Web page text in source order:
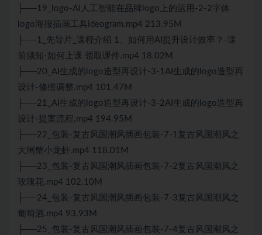
├──19_logo-AI人工智能在品牌logo上的运用-2-2字体
logo海报插画工具ideogram.mp4 213.95M
├──1_先导片_课程介绍 1、如何用AI提升设计效率？-课
前须知-如何上课 领取课件.mp4 18.02M
├──20_AI生成的logo造型再设计-3-1AI生成的logo造型再
设计-修缮调整.mp4 101.47M
├──21_AI生成的logo造型再设计-3-2AI生成的logo造型再
设计-提案流程.mp4 194.95M
├──22_包装-复古风国潮风插画包装-7-1复古风国潮风之
大闸蟹小龙虾.mp4 118.01M
├──23_包装-复古风国潮风插画包装-7-2复古风国潮风之
玫瑰花.mp4 102.10M
├──24_包装-复古风国潮风插画包装-7-3复古风国潮风之
葡萄酒.mp4 93.93M
├──25_包装-复古风国潮风插画包装-7-4复古风国潮风之